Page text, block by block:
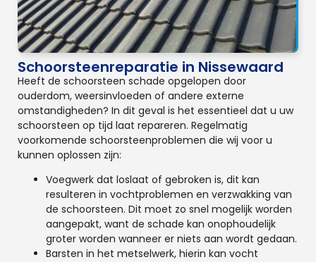
Schoorsteenreparatie in Nissewaard
Heeft de schoorsteen schade opgelopen door
ouderdom, weersinvloeden of andere externe
omstandigheden? In dit geval is het essentieel dat u uw
schoorsteen op tijd laat repareren. Regelmatig
voorkomende schoorsteenproblemen die wij voor u
kunnen oplossen zijn:
Voegwerk dat loslaat of gebroken is, dit kan
resulteren in vochtproblemen en verzwakking van
de schoorsteen. Dit moet zo snel mogelijk worden
aangepakt, want de schade kan onophoudelijk
groter worden wanneer er niets aan wordt gedaan.
Barsten in het metselwerk, hierin kan vocht